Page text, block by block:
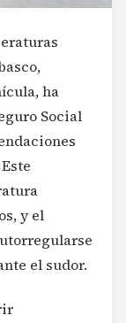
ha
Social
y el
el sudor.